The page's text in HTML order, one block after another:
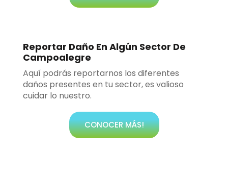
Reportar Daño En Algún Sector De
Campoalegre
Aquí podrás reportarnos los diferentes
daños presentes en tu sector, es valioso
cuidar lo nuestro.
CONOCER MÁS!